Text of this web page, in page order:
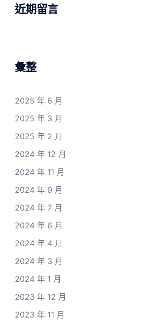
近期留言
彙整
2025 年 6 月
2025 年 3 月
2025 年 2 月
2024 年 12 月
2024 年 11 月
2024 年 9 月
2024 年 7 月
2024 年 6 月
2024 年 4 月
2024 年 3 月
2024 年 1 月
2023 年 12 月
2023 年 11 月